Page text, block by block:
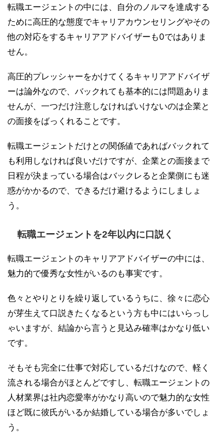
転職エージェントの中には、自分のノルマを達成する
ために高圧的な態度でキャリアカウンセリングやその
他の対応をするキャリアアドバイザーも0ではありま
せん。
高圧的プレッシャーをかけてくるキャリアアドバイザ
ーは論外なので、バックれても基本的には問題ありま
せんが、一つだけ注意しなければいけないのは企業と
の面接をばっくれることです。
転職エージェントだけとの関係値であればバックれて
も利用しなければ良いだけですが、企業との面接まで
日程が決まっている場合はバックレると企業側にも迷
惑がかかるので、できるだけ避けるようにしましょ
う。
転職エージェントを2年以内に口説く
転職エージェントのキャリアアドバイザーの中には、
魅力的で優秀な女性がいるのも事実です。
色々とやりとりを繰り返しているうちに、徐々に恋心
が芽生えて口説きたくなるという方も中にはいらっし
ゃいますが、結論から言うと見込み確率はかなり低い
です。
そもそも完全に仕事で対応しているだけなので、軽く
流される場合がほとんどですし、転職エージェントの
人材業界は社内恋愛率がかなり高いので魅力的な女性
ほど既に彼氏がいるか結婚している場合が多いでしょ
う。